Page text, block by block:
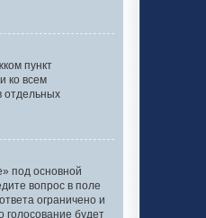
пункт
ко всем
отдельных
под основной
вопрос в поле
ограничено и
голосование будет